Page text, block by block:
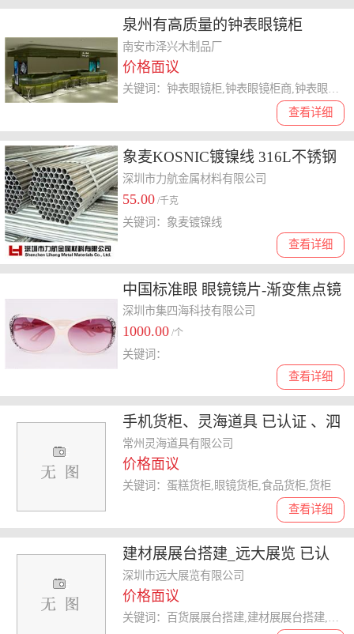
泉州有高质量的钟表眼镜柜
南安市泽兴木制品厂
价格面议
查看详细
象麦KOSNIC镀镍线 316L不锈钢
精线 不锈钢琴钢线 眼镜记忆线
深圳市力航金属材料有限公司
55.00 /千克
查看详细
关键词：象麦镀镍线
中国标准眼 眼镜镜片-渐变焦点镜
片-GB10810.2-2006
深圳市集四海科技有限公司
1000.00 /个
查看详细
关键词：
手机货柜、灵海道具 已认证 、泗
阳货柜
常州灵海道具有限公司
价格面议
查看详细
关键词：蛋糕货柜,眼镜货柜,食品货柜,货柜
建材展展台搭建_远大展览 已认
证 _展台搭建
深圳市远大展览有限公司
价格面议